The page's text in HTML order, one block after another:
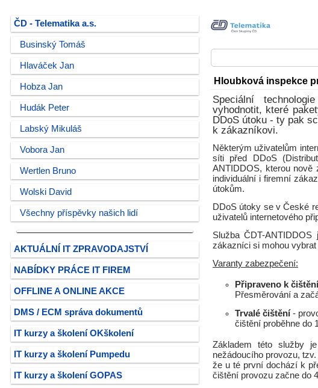
ČD - Telematika a.s.
Businský Tomáš
Hlaváček Jan
Hobza Jan
Hudák Peter
Labský Mikuláš
Vobora Jan
Wertlen Bruno
Wolski David
Všechny příspěvky našich lidí
AKTUÁLNÍ IT ZPRAVODAJSTVÍ
NABÍDKY PRÁCE IT FIREM
OFFLINE A ONLINE AKCE
DMS / ECM správa dokumentů
IT kurzy a školení OKškolení
IT kurzy a školení Pumpedu
IT kurzy a školení GOPAS
Hloubková inspekce
Speciální
vyhodnotit, které
DDoS útoku - ty pak
k zákazníkovi.
Některým uživatelům
síti před DDoS
ANTIDDOS, kterou nově
individuální i firemní
útokům.
DDoS útoky se v České
uživatelů internetového
Služba ČDT-
zákazníci si mohou
Varanty zabezpečení:
Připraveno k čištění
Přesměrování a
Trvalé čištění -
čištění proběhne do
Základem této služby
nežádoucího provozu,
že u té první dochází k
čištění provozu začne do